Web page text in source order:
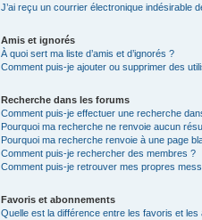
J’ai reçu un courrier électronique indésirable
Amis et ignorés
À quoi sert ma liste d’amis et d’ignorés ?
Comment puis-je ajouter ou supprimer des
Recherche dans les forums
Comment puis-je effectuer une recherche
Pourquoi ma recherche ne renvoie aucun
Pourquoi ma recherche renvoie à une page
Comment puis-je rechercher des membres ?
Comment puis-je retrouver mes propres
Favoris et abonnements
Quelle est la différence entre les favoris et les